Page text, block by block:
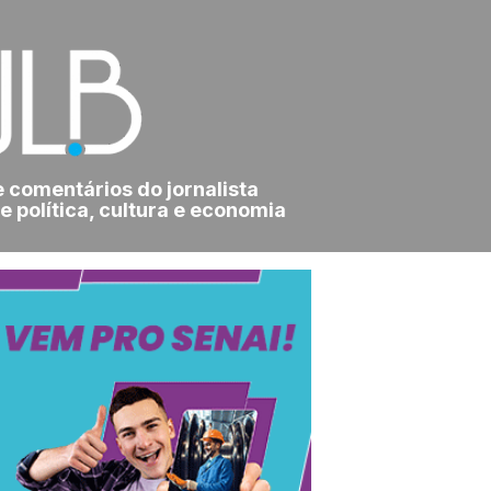
comentários do jornalista
política, cultura e economia